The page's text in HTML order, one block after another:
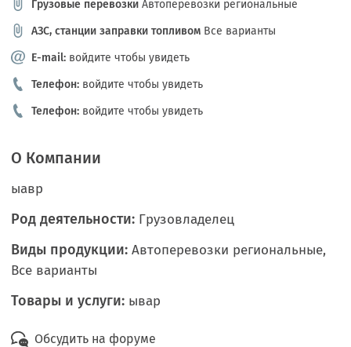
Грузовые перевозки Автоперевозки региональные
АЗС, станции заправки топливом Все варианты
E-mail: войдите чтобы увидеть
Телефон: войдите чтобы увидеть
Телефон: войдите чтобы увидеть
О Компании
ыавр
Род деятельности: Грузовладелец
Виды продукции: Автоперевозки региональные,
Все варианты
Товары и услуги: ывар
Обсудить на форуме